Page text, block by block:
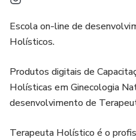
Escola on-line de
Holísticos.
Produtos digitais de
Holísticas em Ginecologia
desenvolvimento de
Terapeuta Holístico é o